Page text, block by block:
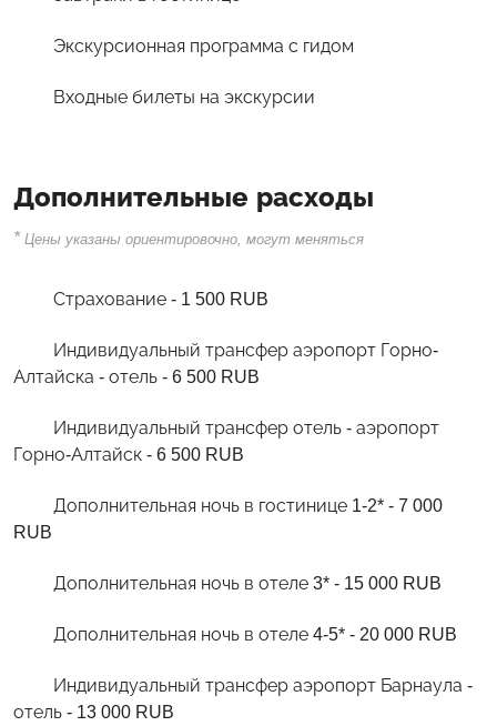
Экскурсионная программа с гидом
Входные билеты на экскурсии
Дополнительные расходы
* Цены указаны ориентировочно, могут меняться
Страхование - 1 500 RUB
Индивидуальный трансфер аэропорт Горно-
Алтайска - отель - 6 500 RUB
Индивидуальный трансфер отель - аэропорт
Горно-Алтайск - 6 500 RUB
Дополнительная ночь в гостинице 1-2* - 7 000
RUB
Дополнительная ночь в отеле 3* - 15 000 RUB
Дополнительная ночь в отеле 4-5* - 20 000 RUB
Индивидуальный трансфер аэропорт Барнаула -
отель - 13 000 RUB